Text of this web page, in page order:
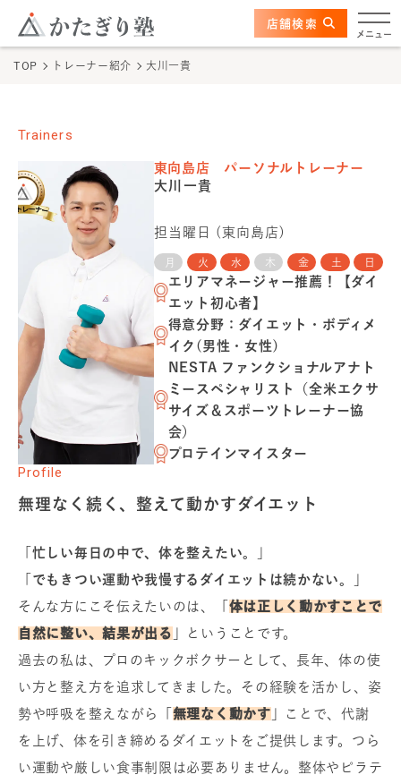
このページの本文へ
メニュー
かたぎり塾について
ビフォーアフター
お客さまの声
プログラム
よくあるご質問
店舗検索
TOP トレーナー紹介 大川一貴
Trainers
東向島店
パーソナルトレーナー
大川一貴
担当曜日 (東向島店 )
月 火 水 木 金 土 日
エリアマネージャー推薦！【ダイ
エット初心者】
得意分野：ダイエット・ボディメ
イク(男性・女性)
NESTA ファンクショナルアナト
ミースペシャリスト（全米エクサ
サイズ＆スポーツトレーナー協
会）
プロテインマイスター
Profile
無理なく続く、整えて動かすダイエット
忙しい毎日の中で、体を整えたい。
でもきつい運動や我慢するダイエットは続かない。
そんな方にこそ伝えたいのは、「 体は正しく動かすことで
自然に整い、結果が出る
」ということです。
過去の私は、プロのキックボクサーとして、長年、体の使
い方と整え方を追求してきました。その経験を活かし、姿
勢や呼吸を整えながら「 無理なく動かす 」ことで、代謝
を上げ、体を引き締めるダイエットをご提供します。つら
い運動や厳しい食事制限は必要ありません。整体やピラテ